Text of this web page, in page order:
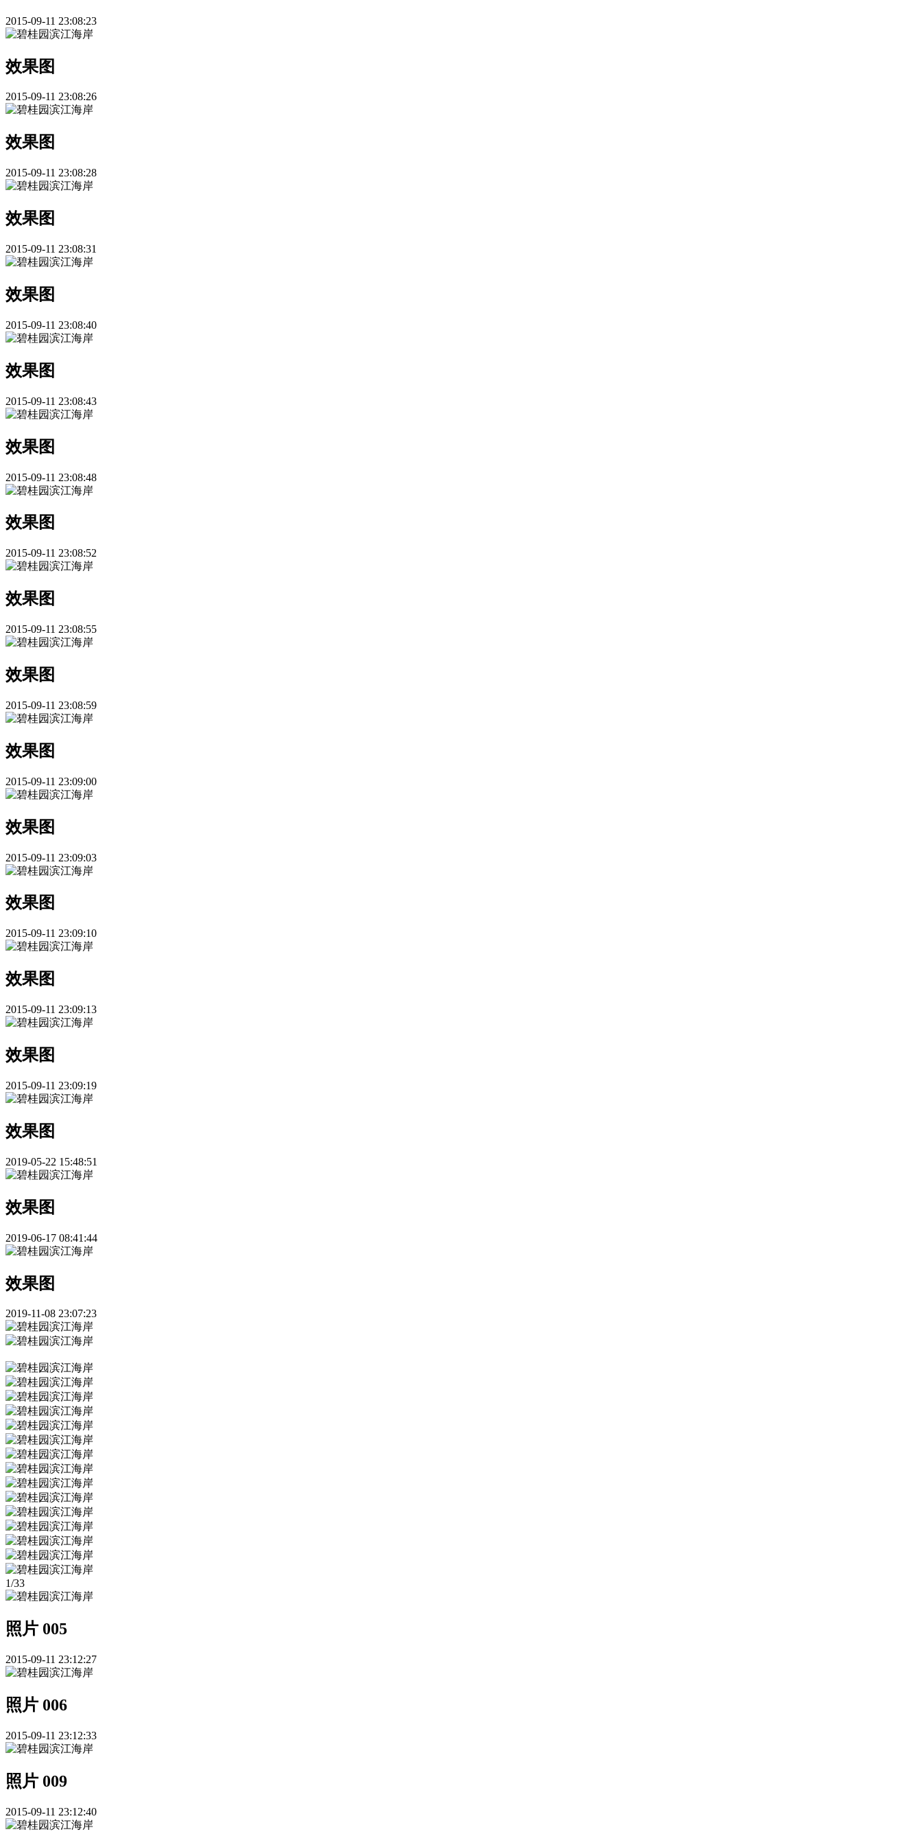
2015-09-11 23:08:23
效果图
2015-09-11 23:08:26
效果图
2015-09-11 23:08:28
效果图
2015-09-11 23:08:31
效果图
2015-09-11 23:08:40
效果图
2015-09-11 23:08:43
效果图
2015-09-11 23:08:48
效果图
2015-09-11 23:08:52
效果图
2015-09-11 23:08:55
效果图
2015-09-11 23:08:59
效果图
2015-09-11 23:09:00
效果图
2015-09-11 23:09:03
效果图
2015-09-11 23:09:10
效果图
2015-09-11 23:09:13
效果图
2015-09-11 23:09:19
效果图
2019-05-22 15:48:51
效果图
2019-06-17 08:41:44
效果图
2019-11-08 23:07:23
1/33
照片 005
2015-09-11 23:12:27
照片 006
2015-09-11 23:12:33
照片 009
2015-09-11 23:12:40